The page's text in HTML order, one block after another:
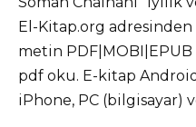
El-Kitap.org
metin
pdf oku. E-kitap
iPhone, PC (bilgisayar)